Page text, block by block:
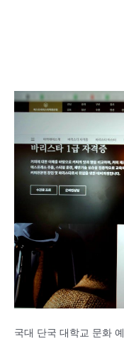
국대 단국 대학교 문화